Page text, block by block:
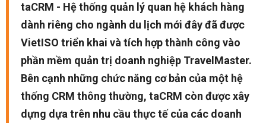
taCRM - Hệ thống quản lý quan hệ khách hàng
dành riêng cho ngành du lịch mới đây đã được
VietISO triển khai và tích hợp thành công vào
phần mềm quản trị doanh nghiệp TravelMaster.
Bên cạnh những chức năng cơ bản của một hệ
thống CRM thông thường, taCRM còn được xây
dựng dựa trên nhu cầu thực tế của các doanh